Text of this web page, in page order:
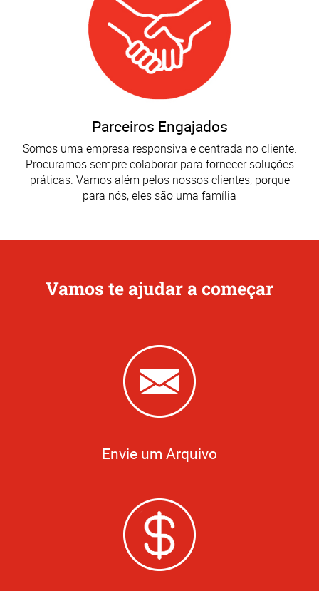
Parceiros Engajados
Somos uma empresa responsiva e centrada no cliente.
Procuramos sempre colaborar para fornecer soluções
práticas. Vamos além pelos nossos clientes, porque
para nós, eles são uma família
Vamos te ajudar a começar
Envie um Arquivo